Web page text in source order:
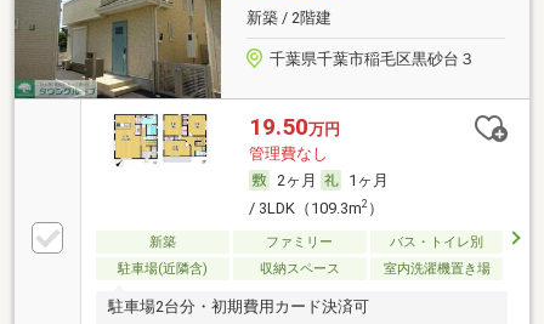
新築 / 2階建
千葉県千葉市稲毛区黒砂台３
19.50万円
管理費なし
2ヶ月
1ヶ月
/ 3LDK（109.3m2）
新築 ファミリー
バス・トイレ別
駐車場(近隣含)
収納スペース 室内洗濯機置き場
駐車場2台分・初期費用カード決済可